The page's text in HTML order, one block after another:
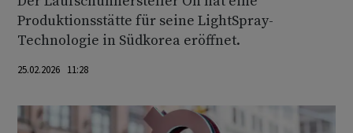
Produktionsstätte für seine LightSpray-
Technologie in Südkorea eröffnet.
25.02.2026 11:28